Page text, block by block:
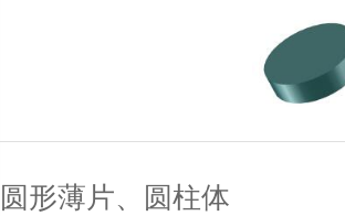
圆形薄片、圆柱体